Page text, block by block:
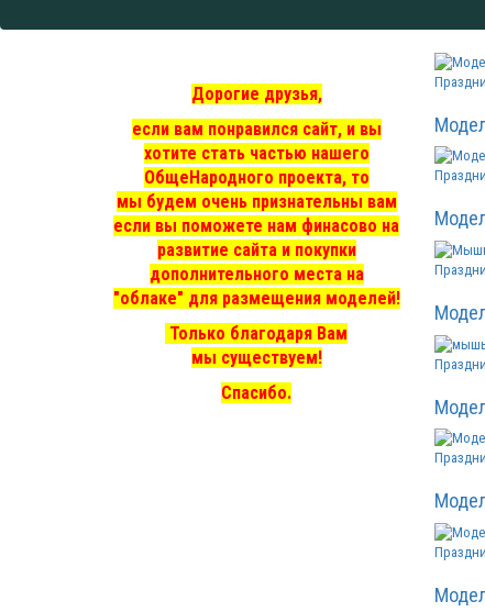
Дорогие друзья,
если вам понравился сайт, и вы
хотите стать частью нашего
ОбщеНародного проекта, то
мы будем очень признательны вам
если вы поможете нам финасово на
развитие сайта и покупки
дополнительного места на
"облаке" для размещения моделей!
Только благодаря Вам
мы существуем!
Спасибо.